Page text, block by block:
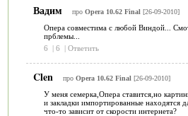
Вадим про Opera 10.62 Final [26-09-2010]
Опера совместима с любой Виндой...
прблемы...
6
| 6 | Ответить
Clen про Opera 10.62 Final [26-09-2010]
У меня семерка,Опера ставится,но
и закладки импортированные находятся
что-то зависит от скорости интернета?